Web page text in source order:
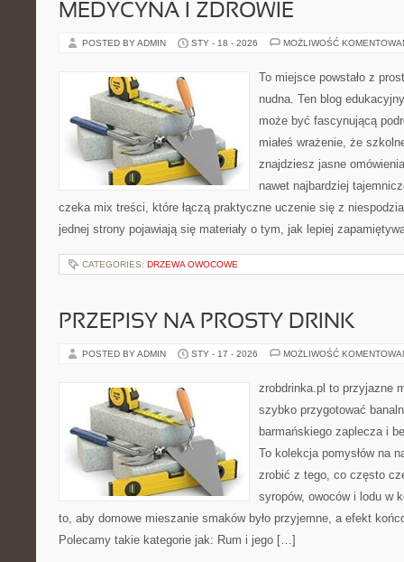
MEDYCYNA I ZDROWIE
POSTED BY ADMIN STY - 18 - 2026 MOŻLIWOŚĆ
To miejsce powstało z
nudna. Ten blog
może być fascynującą
miałeś wrażenie, że
znajdziesz jasne
nawet najbardziej
czeka mix treści, które łączą praktyczne uczenie się z
jednej strony pojawiają się materiały o tym, jak lepiej
CATEGORIES: DRZEWA OWOCOWE
PRZEPISY NA PROSTY DRINK
POSTED BY ADMIN STY - 17 - 2026 MOŻLIWOŚĆ
zrobdrinka.pl to przyjazne
szybko przygotować
barmańskiego zaplecza i
To kolekcja pomysłów na
zrobić z tego, co często
syropów, owoców i lodu w
to, aby domowe mieszanie smaków było przyjemne, a efekt
Polecamy takie kategorie jak: Rum i jego […]